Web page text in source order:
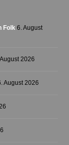
Folk 6. August
2026
August 2026